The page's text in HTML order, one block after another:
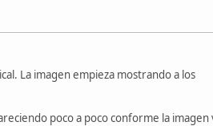
La imagen empieza mostrando a los
poco a poco conforme la imagen